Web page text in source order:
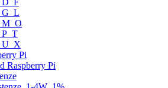
D_F
G_L
M_O
U_X
Pi
Raspberry Pi